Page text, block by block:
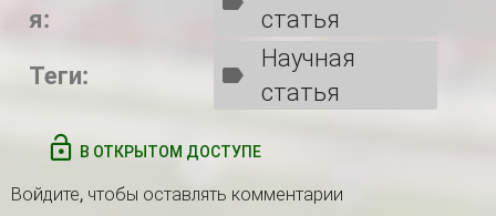
я:
статья
Теги:
Научная
статья
В ОТКРЫТОМ ДОСТУПЕ
Войдите, чтобы оставлять комментарии